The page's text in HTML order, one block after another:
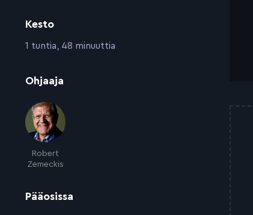
Kesto
:1 tuntia, 48 minuuttia
Ohjaaja
Robert
Zemeckis
Pääosissa